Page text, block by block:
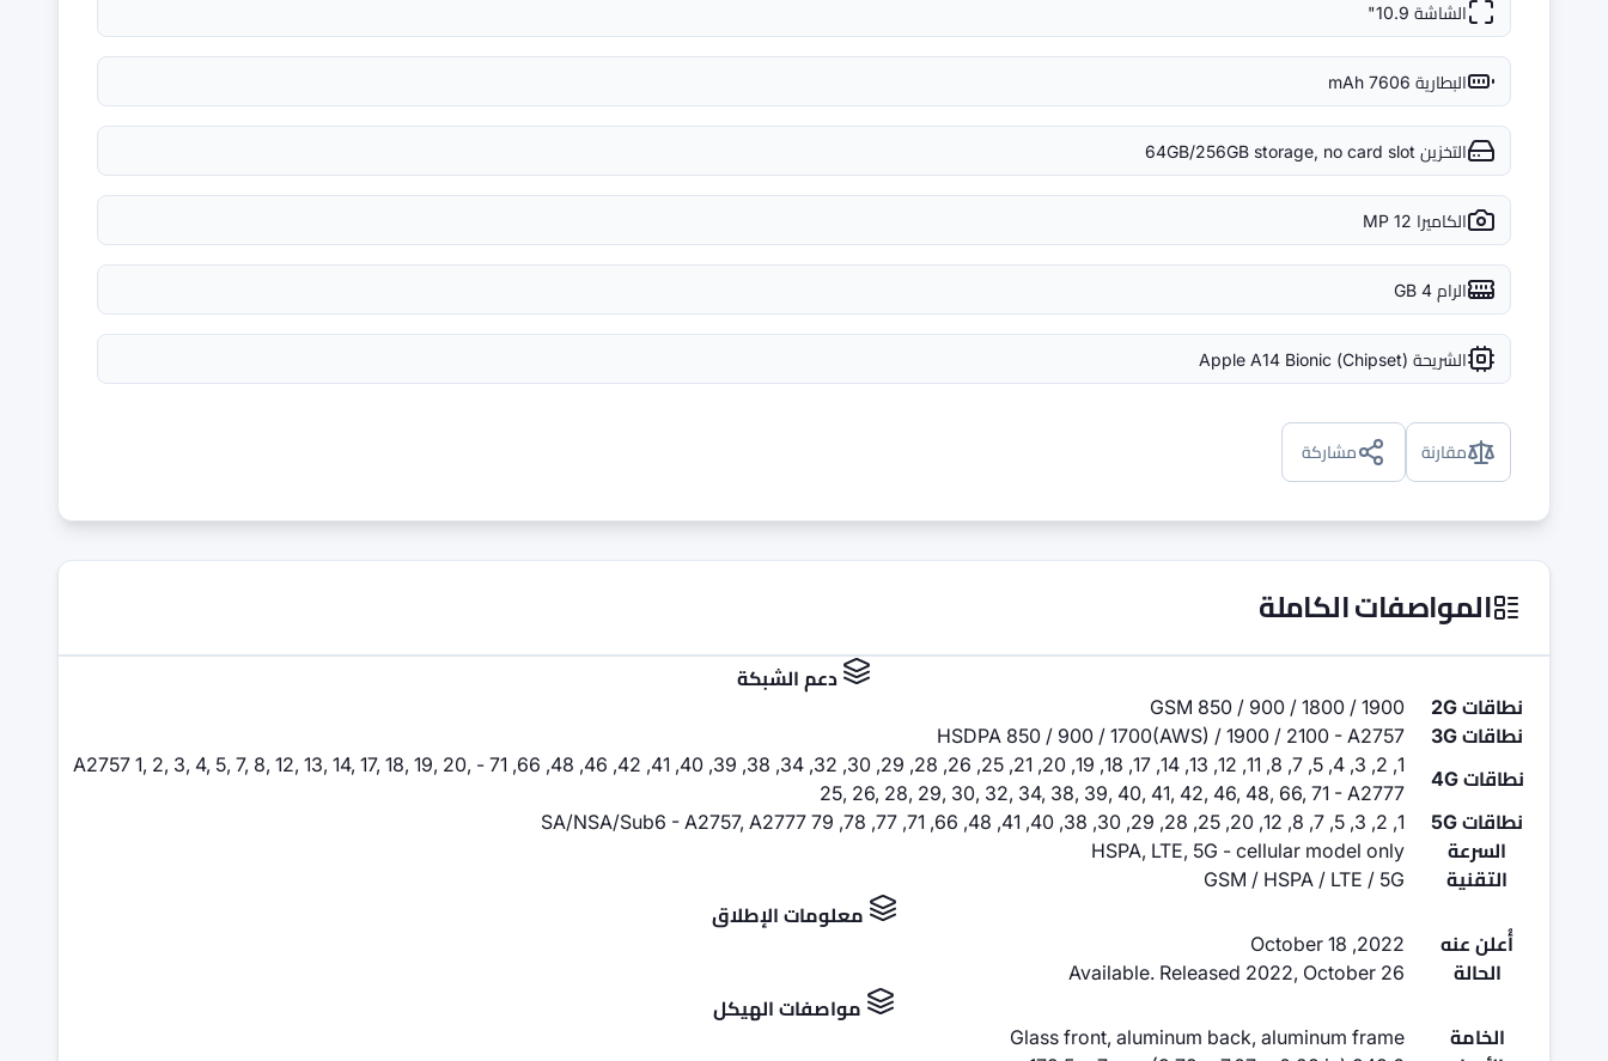
الشاشة 10.9"
البطارية 7606 mAh
التخزين 64GB/256GB storage, no card slot
الكاميرا 12 MP
الرام 4 GB
الشريحة (Chipset) Apple A14 Bionic
مقارنة مشاركة
المواصفات الكاملة
دعم الشبكة
نطاقات 2G
GSM 850 / 900 / 1800 / 1900
نطاقات 3G
HSDPA 850 / 900 / 1700(AWS) / 1900 / 2100 - A2757
نطاقات 4G
1, 2, 3, 4, 5, 7, 8, 11, 12, 13, 14, 17, 18, 19, 20, 21, 25, 26, 28, 29, 30, 32, 34, 38, 39, 40, 41, 42, 46, 48, 66, 71 - A2757 1, 2, 3, 4, 5, 7, 8, 12, 13, 14, 17, 18, 19, 20,
25, 26, 28, 29, 30, 32, 34, 38, 39, 40, 41, 42, 46, 48, 66, 71 - A2777
نطاقات 5G
1, 2, 3, 5, 7, 8, 12, 20, 25, 28, 29, 30, 38, 40, 41, 48, 66, 71, 77, 78, 79 SA/NSA/Sub6 - A2757, A2777
السرعة
HSPA, LTE, 5G - cellular model only
التقنية
GSM / HSPA / LTE / 5G
معلومات الإطلاق
أُعلن عنه
2022, October 18
الحالة
Available. Released 2022, October 26
مواصفات الهيكل
الخامة
Glass front, aluminum back, aluminum frame